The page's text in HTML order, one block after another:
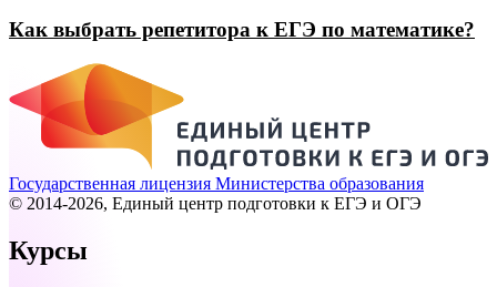
Как выбрать репетитора к ЕГЭ по математике?
Государственная лицензия Министерства образования
© 2014-2026, Единый центр подготовки к ЕГЭ и ОГЭ
Курсы